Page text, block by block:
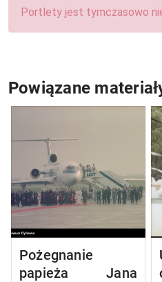
Portlety jest tymczasowo
Powiązane
Pożegnanie
papieża Jana